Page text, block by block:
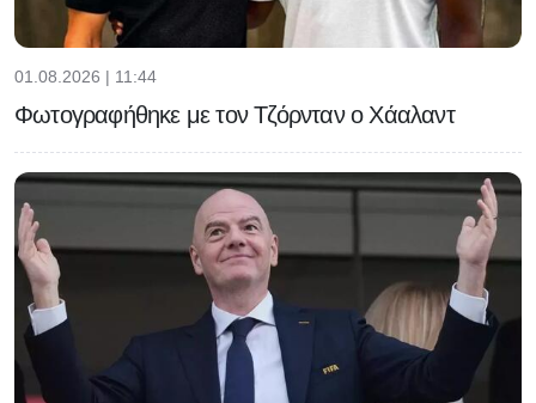
01.08.2026 | 11:44
Φωτογραφήθηκε με τον Τζόρνταν ο Χάαλαντ